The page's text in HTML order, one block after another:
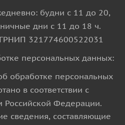
будни с 11 до 20,
дни с 11 до 18 ч.
321774600522031
персональных данных:
обработке персональных
в соответствии с
Российской Федерации.
сведения, составляющие